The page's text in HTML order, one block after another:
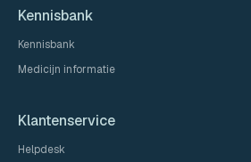
Kennisbank
Kennisbank
Medicijn informatie
Klantenservice
Helpdesk